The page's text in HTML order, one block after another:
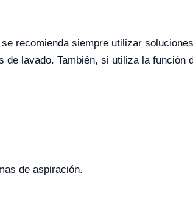
recomienda siempre utilizar
lavado. También, si utiliza la
de aspiración.